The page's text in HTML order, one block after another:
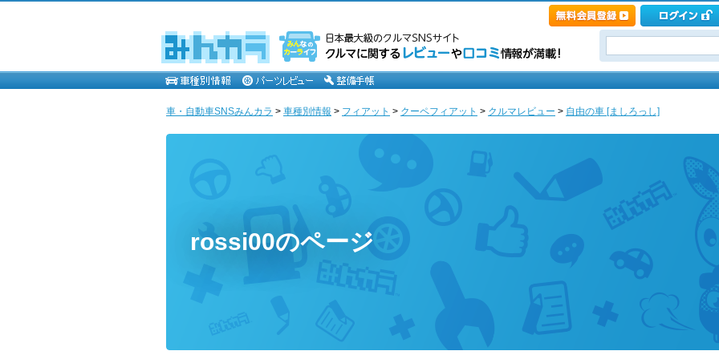
車・自動車SNSみんカラ > 車種別情報 > フィアット > クーペフィアット > クルマレビュー > 自由の車 [ましろっし]
rossi00のページ